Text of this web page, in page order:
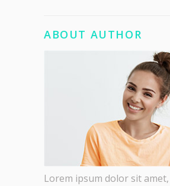
ABOUT AUTHOR
Lorem ipsum dolor sit amet,